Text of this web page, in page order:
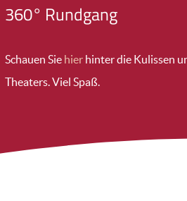
360° Rundgang
Schauen Sie hier hinter die Kulissen
Theaters. Viel Spaß.